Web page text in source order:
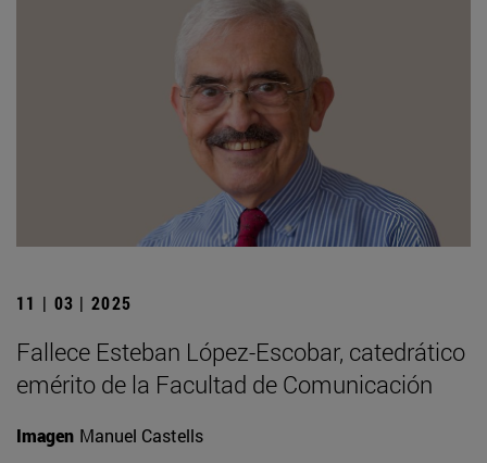
11 | 03 | 2025
Fallece Esteban López-Escobar, catedrático
emérito de la Facultad de Comunicación
Imagen Manuel Castells